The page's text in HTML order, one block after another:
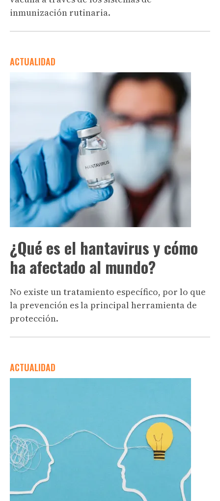
inmunización rutinaria.
ACTUALIDAD
¿Qué es el hantavirus y cómo
ha afectado al mundo?
No existe un tratamiento específico, por lo que
la prevención es la principal herramienta de
protección.
ACTUALIDAD